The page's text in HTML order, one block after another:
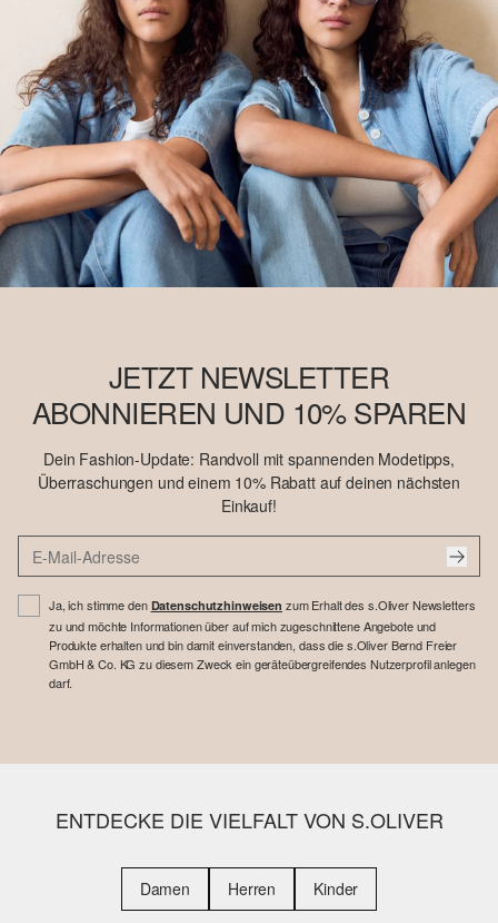
JETZT NEWSLETTER
ABONNIEREN UND 10% SPAREN
Dein Fashion-Update: Randvoll mit spannenden Modetipps,
Überraschungen und einem 10% Rabatt auf deinen nächsten
Einkauf!
Ja, ich stimme den Datenschutzhinweisen zum Erhalt des s.Oliver Newsletters
zu und möchte Informationen über auf mich zugeschnittene Angebote und
Produkte erhalten und bin damit einverstanden, dass die s.Oliver Bernd Freier
GmbH & Co. KG zu diesem Zweck ein geräteübergreifendes Nutzerprofil anlegen
darf.
ENTDECKE DIE VIELFALT VON S.OLIVER
Damen Herren Kinder